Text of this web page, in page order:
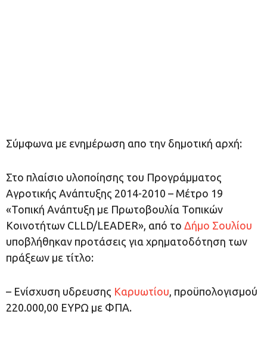
Σύμφωνα με ενημέρωση απο την δημοτική αρχή:
Στο πλαίσιο υλοποίησης του Προγράμματος
Αγροτικής Ανάπτυξης 2014-2010 – Μέτρο 19
«Τοπική Ανάπτυξη µε Πρωτοβουλία Τοπικών
Κοινοτήτων CLLD/LEADER», από το Δήμο Σουλίου
υποβλήθηκαν προτάσεις για χρηματοδότηση των
πράξεων με τίτλο:
– Ενίσχυση υδρευσης Καρυωτίου, προϋπολογισμού
220.000,00 ΕΥΡΩ με ΦΠΑ.